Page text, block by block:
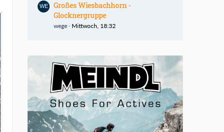
Großes Wiesbachhorn -
Glocknergruppe
wege Mittwoch, 18:32